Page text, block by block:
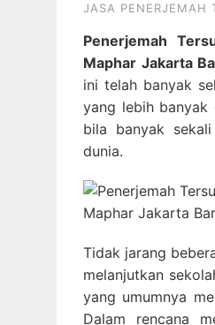
JASA PENERJEMAH
Penerjemah
Maphar Jakarta
ini telah banyak
yang lebih banyak
bila banyak
dunia.
Tidak jarang
melanjutkan
yang umumnya
Dalam rencana